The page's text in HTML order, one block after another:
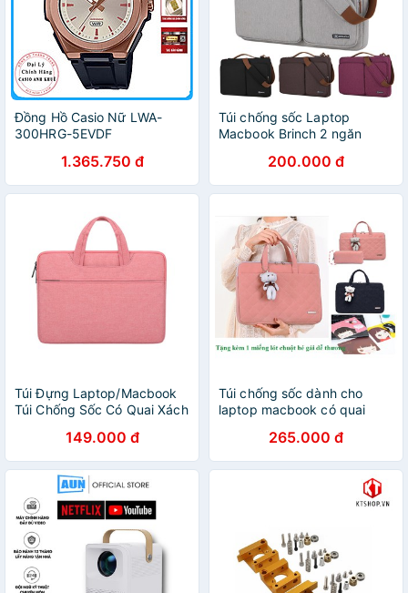
Đồng Hồ Casio Nữ LWA-
300HRG-5EVDF
1.365.750 đ
Túi chống sốc Laptop
Macbook Brinch 2 ngăn
(Chính hãng)200.000 đ
Túi Đựng Laptop/Macbook
Túi Chống Sốc Có Quai Xách
149.000 đ
Túi chống sốc dành cho
laptop macbook có quai
265.000 đ